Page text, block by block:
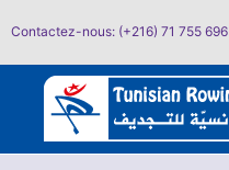
auContactez-nous: (+216) 71 755 696